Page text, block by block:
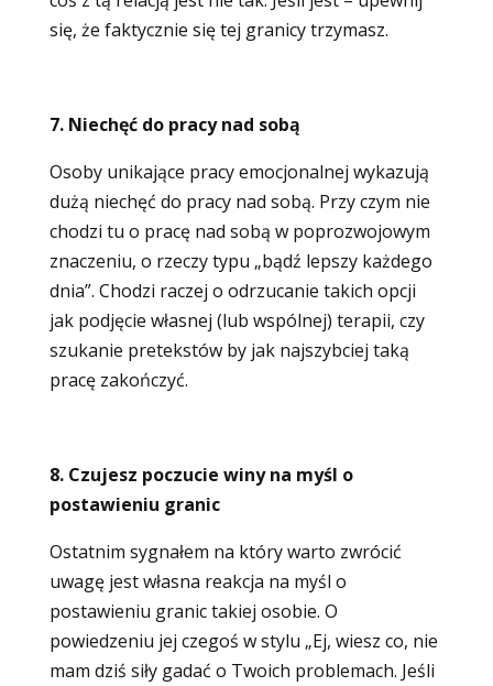
się, że faktycznie się tej granicy trzymasz.
7. Niechęć do pracy nad sobą
Osoby unikające pracy emocjonalnej wykazują
dużą niechęć do pracy nad sobą. Przy czym nie
chodzi tu o pracę nad sobą w poprozwojowym
znaczeniu, o rzeczy typu „bądź lepszy każdego
dnia”. Chodzi raczej o odrzucanie takich opcji
jak podjęcie własnej (lub wspólnej) terapii, czy
szukanie pretekstów by jak najszybciej taką
pracę zakończyć.
8. Czujesz poczucie winy na myśl o
postawieniu granic
Ostatnim sygnałem na który warto zwrócić
uwagę jest własna reakcja na myśl o
postawieniu granic takiej osobie. O
powiedzeniu jej czegoś w stylu „Ej, wiesz co, nie
mam dziś siły gadać o Twoich problemach. Jeśli